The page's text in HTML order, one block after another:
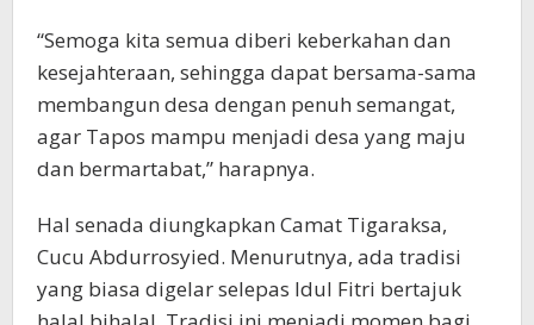
“Semoga kita semua diberi keberkahan dan
kesejahteraan, sehingga dapat bersama-sama
membangun desa dengan penuh semangat,
agar Tapos mampu menjadi desa yang maju
dan bermartabat,” harapnya.
Hal senada diungkapkan Camat Tigaraksa,
Cucu Abdurrosyied. Menurutnya, ada tradisi
yang biasa digelar selepas Idul Fitri bertajuk